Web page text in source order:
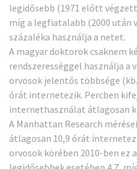
legidősebb (1971 előtt
míg a legfiatalabb (2000 után
százaléka használja a netet.
A magyar doktorok csaknem
rendszerességgel használja
orvosok jelentős többsége
órát internetezik. Percben
internethasználat átlagosan
A Manhattan Research
átlagosan 10,9 órát
orvosok körében 2010-ben ez